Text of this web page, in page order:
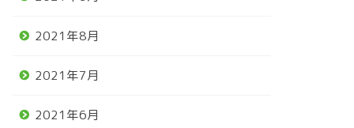
2021年8月
2021年7月
2021年6月